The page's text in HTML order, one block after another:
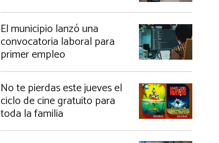
El municipio lanzó una
convocatoria laboral para
primer empleo
No te pierdas este jueves el
ciclo de cine gratuito para
toda la familia